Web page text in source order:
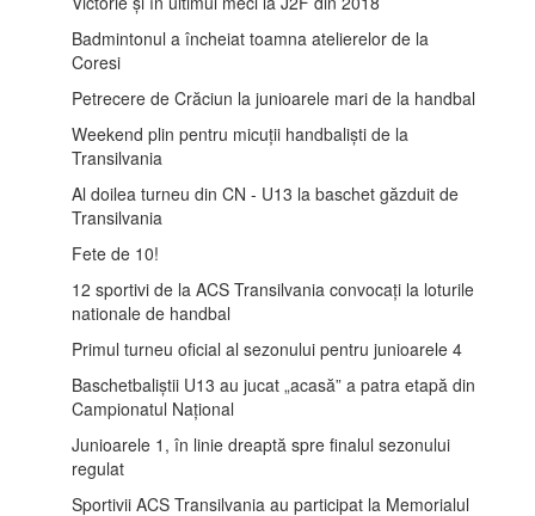
Badmintonul a încheiat toamna atelierelor de la
Coresi
Petrecere de Crăciun la junioarele mari de la handbal
Weekend plin pentru micuții handbaliști de la
Transilvania
Al doilea turneu din CN - U13 la baschet găzduit de
Transilvania
Fete de 10!
12 sportivi de la ACS Transilvania convocați la loturile
nationale de handbal
Primul turneu oficial al sezonului pentru junioarele 4
Baschetbaliștii U13 au jucat „acasă” a patra etapă din
Campionatul Național
Junioarele 1, în linie dreaptă spre finalul sezonului
regulat
Sportivii ACS Transilvania au participat la Memorialul